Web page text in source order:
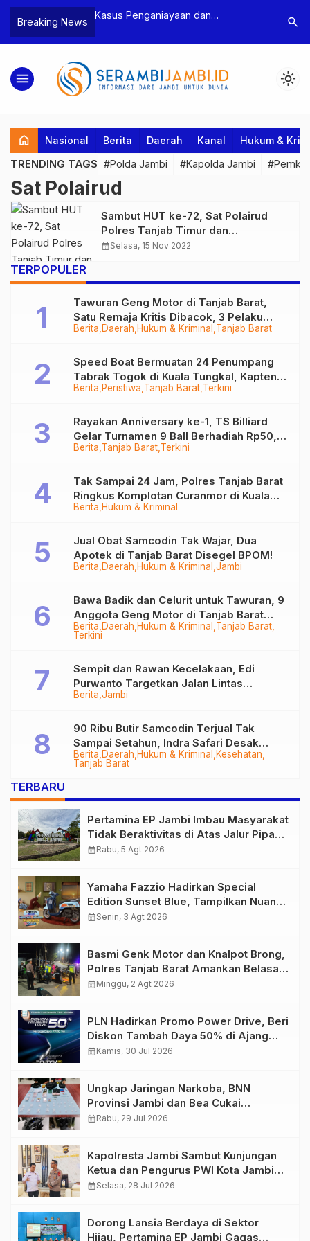
Breaking News
Bea Cukai
Pelaku beserta
dan 146 Gram
Kasus Penganiayaan dan
Tebo Tetapkan Dua Tersangka
Polres
Dua
search
menu light_mode
home Nasional Berita Daerah Kanal Hukum &
TRENDING TAGS #Polda Jambi #Kapolda Jambi
Sat Polairud
Sambut HUT ke-72, Sat Polairud
Polres Tanjab Timur dan
Bhayangkari Anjangsana ke
calendar_monthSelasa, 15 Nov 2022
TERPOPULER
Berita Daerah Hukum & Kriminal Tanjab Barat
Tawuran Geng Motor di Tanjab Barat,
Satu Remaja Kritis Dibacok, 3 Pelaku
Ditangkap
Berita Peristiwa Tanjab Barat Terkini
Speed Boat Bermuatan 24 Penumpang
Tabrak Togok di Kuala Tungkal, Kapten
Sempat Hilang
Berita Tanjab Barat Terkini
Rayakan Anniversary ke-1, TS Billiard
Gelar Turnamen 9 Ball Berhadiah Rp50,8
Juta
Berita Hukum & Kriminal
Tak Sampai 24 Jam, Polres Tanjab Barat
Ringkus Komplotan Curanmor di Kuala
Tungkal
Berita Daerah Hukum & Kriminal Jambi
Jual Obat Samcodin Tak Wajar, Dua
Apotek di Tanjab Barat Disegel BPOM!
Berita Daerah Hukum & Kriminal Tanjab Barat
Terkini
Bawa Badik dan Celurit untuk Tawuran, 9
Anggota Geng Motor di Tanjab Barat
Diringkus
Berita Jambi
Sempit dan Rawan Kecelakaan, Edi
Purwanto Targetkan Jalan Lintas
Tungkal-Jambi Mulus di 2028
Berita Daerah Hukum & Kriminal
Kesehatan
Tanjab Barat
90 Ribu Butir Samcodin Terjual Tak
Sampai Setahun, Indra Safari Desak
Audit Menyeluruh
TERBARU
Pertamina EP Jambi Imbau Masyarakat
Tidak Beraktivitas di Atas Jalur Pipa
Migas Demi Keselamatan Bersama
calendar_monthRabu, 5 Agt 2026
Yamaha Fazzio Hadirkan Special
Edition Sunset Blue, Tampilkan Nuansa
Retro Summer yang Semakin Skena
calendar_monthSenin, 3 Agt 2026
Basmi Genk Motor dan Knalpot Brong,
Polres Tanjab Barat Amankan Belasan
Kendaraan
calendar_monthMinggu, 2 Agt 2026
PLN Hadirkan Promo Power Drive, Beri
Diskon Tambah Daya 50% di Ajang
GIIAS 2026
calendar_monthKamis, 30 Jul 2026
Ungkap Jaringan Narkoba, BNN
Provinsi Jambi dan Bea Cukai
Amankan Sembilan Pelaku beserta
calendar_monthRabu, 29 Jul 2026
Kapolresta Jambi Sambut Kunjungan
Ketua dan Pengurus PWI Kota Jambi
Perkuat Sinergi dan Kolaborasi
calendar_monthSelasa, 28 Jul 2026
Dorong Lansia Berdaya di Sektor
Hijau, Pertamina EP Jambi Gagas